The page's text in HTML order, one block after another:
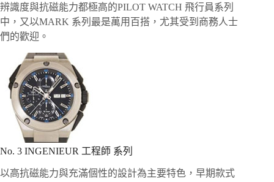
辨識度與抗磁能力都極高的PILOT WATCH 飛行員系列
中，又以MARK 系列最是萬用百搭，尤其受到商務人士
們的歡迎。
No. 3 INGENIEUR 工程師 系列
以高抗磁能力與充滿個性的設計為主要特色，早期款式